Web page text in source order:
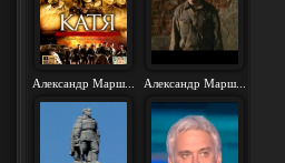
Александр Марш... Александр Марш...